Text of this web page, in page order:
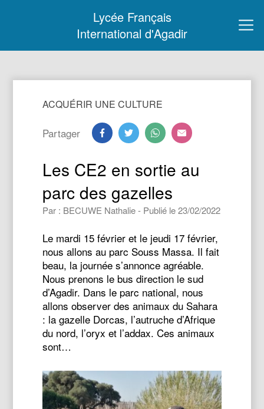
Lycée Français
International d'Agadir
ACQUÉRIR UNE CULTURE
Partager
Les CE2 en sortie au
parc des gazelles
Par : BECUWE Nathalie - Publié le 23/02/2022
Le mardi 15 février et le jeudi 17 février,
nous allons au parc Souss Massa. Il fait
beau, la journée s’annonce agréable.
Nous prenons le bus direction le sud
d’Agadir. Dans le parc national, nous
allons observer des animaux du Sahara
: la gazelle Dorcas, l’autruche d’Afrique
du nord, l’oryx et l’addax. Ces animaux
sont…